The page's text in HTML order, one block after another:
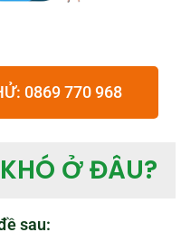
0869 770 968
Ở ĐÂU?
sau: